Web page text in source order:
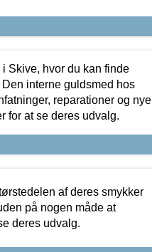
Skive, hvor du kan finde
interne guldsmed hos
reparationer og nye
for at se deres udvalg.
af deres smykker
på nogen måde at
deres udvalg.